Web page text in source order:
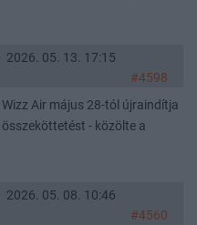
2026. 05. 13. 17:15
#4598
Air május 28-tól újraindítja
- közölte a
2026. 05. 08. 10:46
#4560